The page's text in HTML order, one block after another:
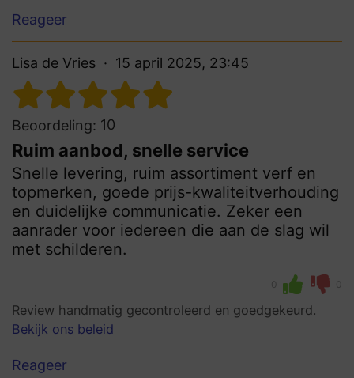
Reageer
Lisa de Vries 15 april 2025, 23:45
Beoordeling: 10
Ruim aanbod, snelle service
Snelle levering, ruim assortiment verf en
topmerken, goede prijs-kwaliteitverhouding
en duidelijke communicatie. Zeker een
aanrader voor iedereen die aan de slag wil
met schilderen.
0 0
Review handmatig gecontroleerd en goedgekeurd.
Bekijk ons beleid
Reageer